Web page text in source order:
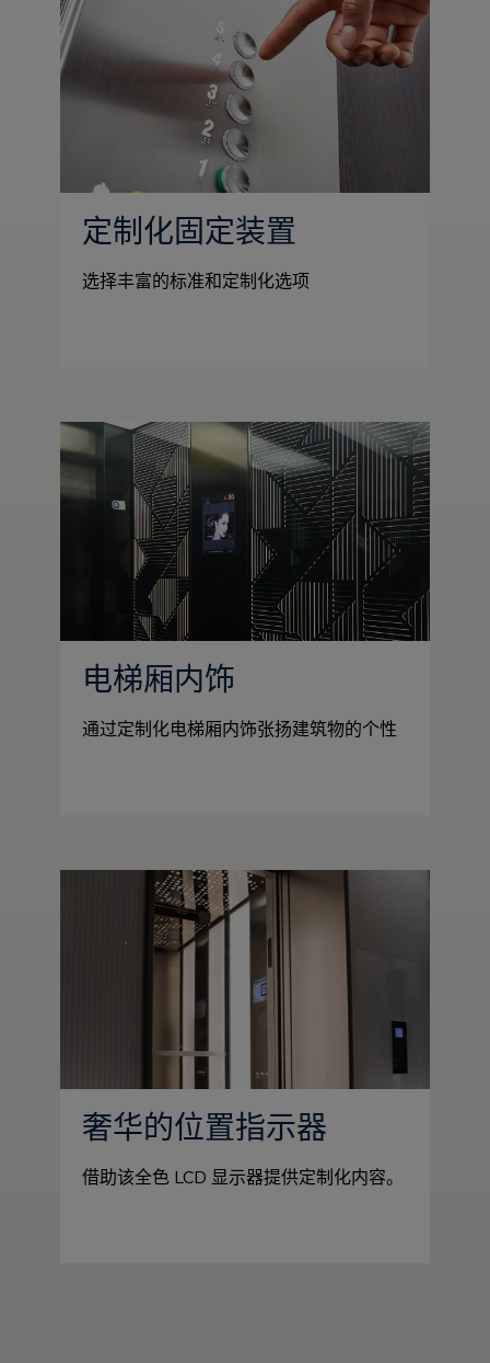
定制化固定装置
选择丰富的标准和定制化选项
电梯厢内饰
通过定制化电梯厢内饰张扬建筑物的个性
奢华的位置指示器
借助该全色 LCD 显示器提供定制化内容。